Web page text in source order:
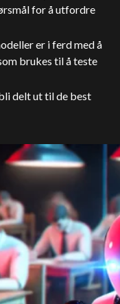
for å utfordre
er i ferd med å
brukes til å teste
delt ut til de best